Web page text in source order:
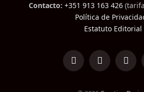
Contacto: +351 913 163 426
Política de
Estatuto Editorial
LinkedInFacebook